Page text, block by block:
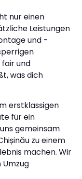
nur einen
Leistungen
und -
fair und
was dich
erstklassigen
für ein
gemeinsam
zu einem
machen. Wir
Umzug